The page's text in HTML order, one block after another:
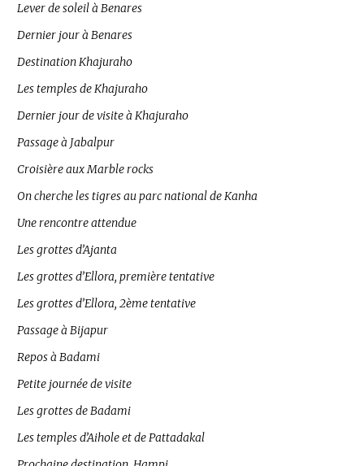
Lever de soleil à Benares
Dernier jour à Benares
Destination Khajuraho
Les temples de Khajuraho
Dernier jour de visite à Khajuraho
Passage à Jabalpur
Croisière aux Marble rocks
On cherche les tigres au parc national de Kanha
Une rencontre attendue
Les grottes d’Ajanta
Les grottes d’Ellora, première tentative
Les grottes d’Ellora, 2ème tentative
Passage à Bijapur
Repos à Badami
Petite journée de visite
Les grottes de Badami
Les temples d’Aihole et de Pattadakal